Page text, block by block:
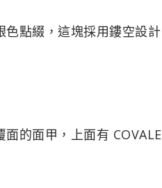
色點綴，這塊採用鏤空設
的面甲，上面有